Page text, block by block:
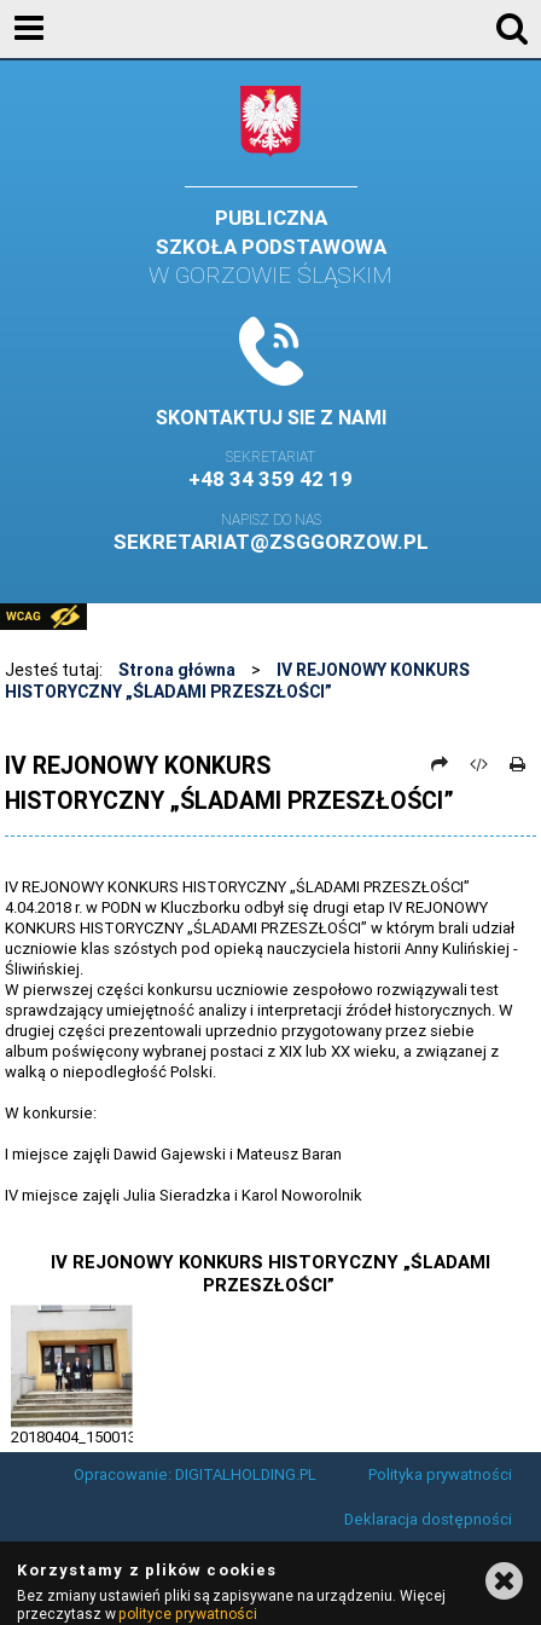
PUBLICZNA
SZKOŁA PODSTAWOWA
W GORZOWIE ŚLĄSKIM
SKONTAKTUJ SIE Z NAMI
SEKRETARIAT
+48 34 359 42 19
NAPISZ DO NAS
SEKRETARIAT@ZSGGORZOW.PL
PLIKI DO POBRANIA
LINKI
ARCHIWUM STRONY
STOSOWANIE TECHNOLOGII TIK - TABLICA INTERAKTYWNA
DANE OSOBOWE
Jesteś tutaj: Strona główna >
IV REJONOWY KONKURS
HISTORYCZNY „ŚLADAMI PRZESZŁOŚCI”
IV REJONOWY KONKURS
HISTORYCZNY „ŚLADAMI PRZESZŁOŚCI”
IV REJONOWY KONKURS HISTORYCZNY „ŚLADAMI PRZESZŁOŚCI”
4.04.2018 r. w PODN w Kluczborku odbył się drugi etap IV REJONOWY
KONKURS HISTORYCZNY „ŚLADAMI PRZESZŁOŚCI” w którym brali udział
uczniowie klas szóstych pod opieką nauczyciela historii Anny Kulińskiej -
Śliwińskiej.
W pierwszej części konkursu uczniowie zespołowo rozwiązywali test
sprawdzający umiejętność analizy i interpretacji źródeł historycznych. W
drugiej części prezentowali uprzednio przygotowany przez siebie
album poświęcony wybranej postaci z XIX lub XX wieku, a związanej z
walką o niepodległość Polski.
W konkursie:
I miejsce zajęli Dawid Gajewski i Mateusz Baran
IV miejsce zajęli Julia Sieradzka i Karol Noworolnik
IV REJONOWY KONKURS HISTORYCZNY „ŚLADAMI
PRZESZŁOŚCI”
20180404_150013
Opracowanie: DIGITALHOLDING.PL
Polityka prywatności
Deklaracja dostępności
Korzystamy z plików cookies
Bez zmiany ustawień pliki są zapisywane na urządzeniu. Więcej
przeczytasz wpolityce prywatności